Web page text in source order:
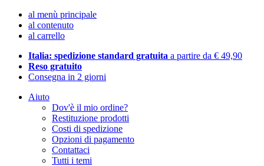
al menù principale
al contenuto
al carrello
Italia: spedizione standard gratuita a partire da € 49,90
Reso gratuito
Consegna in 2 giorni
Aiuto
Dov'è il mio ordine?
Restituzione prodotti
Costi di spedizione
Opzioni di pagamento
Contattaci
Tutti i temi